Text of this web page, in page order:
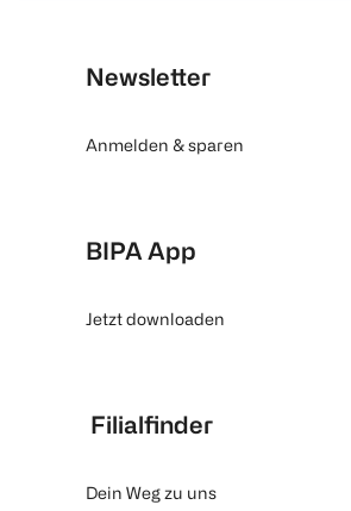
Newsletter
Anmelden & sparen
BIPA App
Jetzt downloaden
Filialfinder
Dein Weg zu uns